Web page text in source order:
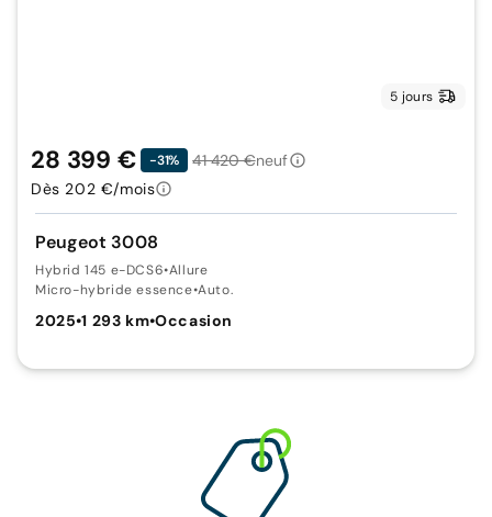
5 jours
Peugeot 3008
Hybrid 145 e-DCS6•Allure
Micro-hybride essence•Auto.
2025•1 293 km•Occasion
28 399 € -31% 41 420 €neuf
Dès 202 €/mois